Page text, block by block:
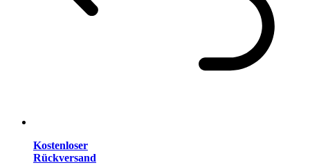
Kostenloser
Rückversand